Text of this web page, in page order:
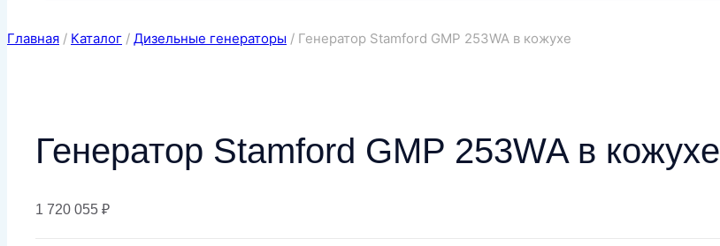
Главная / Каталог / Дизельные генераторы / Генератор Stamford GMP 253WA в кожухе
Генератор Stamford GMP 253WA в кожухе
1 720 055 ₽